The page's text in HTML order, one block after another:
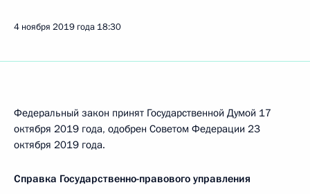
4 ноября 2019 года 18:30
Федеральный закон принят Государственной Думой 17
октября 2019 года, одобрен Советом Федерации 23
октября 2019 года.
Справка Государственно-правового управления